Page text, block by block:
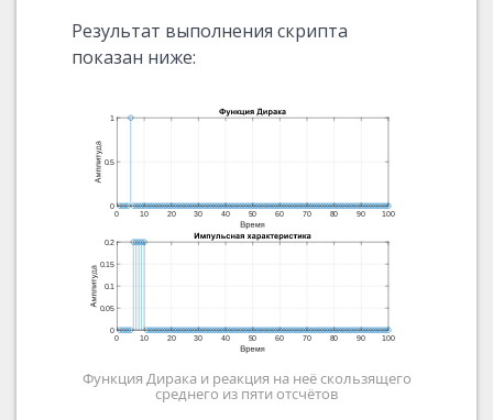
Результат выполнения скрипта
показан ниже:
Функция Дирака и реакция на неё скользящего
среднего из пяти отсчётов